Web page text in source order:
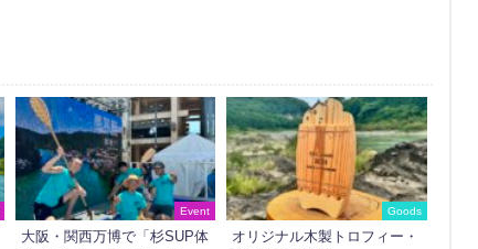
Event
大阪・関西万博で「杉SUP体
Goods
オリジナル木製トロフィー・